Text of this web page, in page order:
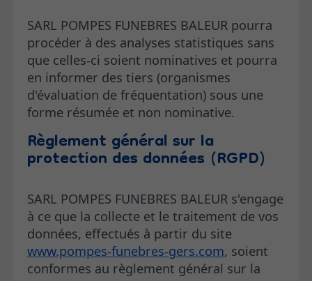
SARL POMPES FUNEBRES BALEUR pourra
procéder à des analyses statistiques sans
que celles-ci soient nominatives et pourra
en informer des tiers (organismes
d'évaluation de fréquentation) sous une
forme résumée et non nominative.
Règlement général sur la
protection des données (RGPD)
SARL POMPES FUNEBRES BALEUR s'engage
à ce que la collecte et le traitement de vos
données, effectués à partir du site
www.pompes-funebres-gers.com, soient
conformes au règlement général sur la